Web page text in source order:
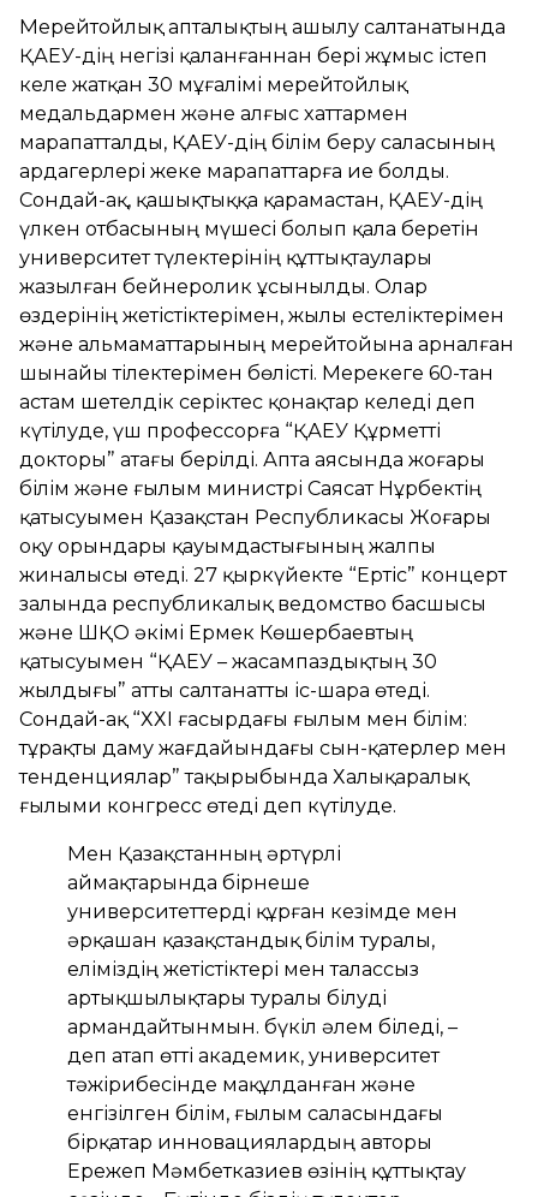
Мерейтойлық апталықтың ашылу салтанатында
ҚАЕУ-дің негізі қаланғаннан бері жұмыс істеп
келе жатқан 30 мұғалімі мерейтойлық
медальдармен және алғыс хаттармен
марапатталды, ҚАЕУ-дің білім беру саласының
ардагерлері жеке марапаттарға ие болды.
Сондай-ақ, қашықтыққа қарамастан, ҚАЕУ-дің
үлкен отбасының мүшесі болып қала беретін
университет түлектерінің құттықтаулары
жазылған бейнеролик ұсынылды. Олар
өздерінің жетістіктерімен, жылы естеліктерімен
және альмаматтарының мерейтойына арналған
шынайы тілектерімен бөлісті. Мерекеге 60-тан
астам шетелдік серіктес қонақтар келеді деп
күтілуде, үш профессорға “ҚАЕУ Құрметті
докторы” атағы берілді. Апта аясында жоғары
білім және ғылым министрі Саясат Нұрбектің
қатысуымен Қазақстан Республикасы Жоғары
оқу орындары қауымдастығының жалпы
жиналысы өтеді. 27 қыркүйекте “Ертіс” концерт
залында республикалық ведомство басшысы
және ШҚО әкімі Ермек Көшербаевтың
қатысуымен “ҚАЕУ – жасампаздықтың 30
жылдығы” атты салтанатты іс-шара өтеді.
Сондай-ақ “ХХІ ғасырдағы ғылым мен білім:
тұрақты даму жағдайындағы сын-қатерлер мен
тенденциялар” тақырыбында Халықаралық
ғылыми конгресс өтеді деп күтілуде.
Мен Қазақстанның әртүрлі
аймақтарында бірнеше
университеттерді құрған кезімде мен
әрқашан қазақстандық білім туралы,
еліміздің жетістіктері мен талассыз
артықшылықтары туралы білуді
армандайтынмын. бүкіл әлем біледі, –
деп атап өтті академик, университет
тәжірибесінде мақұлданған және
енгізілген білім, ғылым саласындағы
бірқатар инновациялардың авторы
Ережеп Мәмбетказиев өзінің құттықтау